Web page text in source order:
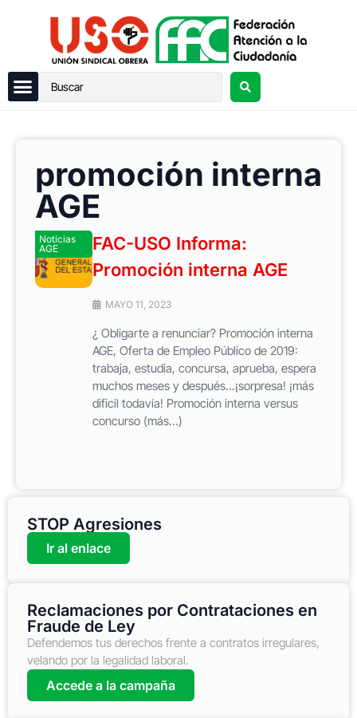
promoción interna
AGE
Noticias
AGE
FAC-USO Informa:
Promoción interna AGE
MAYO 11, 2023
¿ Obligarte a renunciar? Promoción interna
AGE, Oferta de Empleo Público de 2019:
trabaja, estudia, concursa, aprueba, espera
muchos meses y después...¡sorpresa! ¡más
dificil todavía! Promoción interna versus
concurso (más…)
STOP Agresiones
Ir al enlace
Reclamaciones por Contrataciones en
Fraude de Ley
Defendemos tus derechos frente a contratos irregulares,
velando por la legalidad laboral.
Accede a la campaña